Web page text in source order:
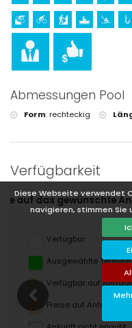
Diese Webseite verwendet
navigieren, stimmen Sie
Abmessungen Pool
Form:rechteckig
Verfügbarkeit
klicken!
Verfügbar
Ausgewählte Termine
Verfügbar auf
Preise auf Anfrage